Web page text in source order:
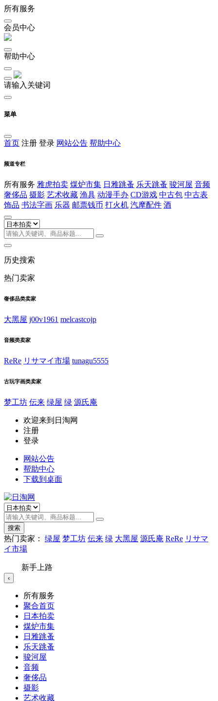
所有服务
会员中心
帮助中心
请输入关键词
菜单
首页 注册 登录 网站公告 帮助中心
频道专栏
所有服务 雅虎拍卖 煤炉市集 日雅跳蚤 乐天跳蚤 骏河屋 音频
奢侈品 摄影 艺术收藏 渔具 动漫手办 CD游戏 中古包 中古表
饰品 书法字画 乐器 邮票钱币 打火机 汽摩配件 酒
历史搜索
热门卖家
奢侈品类卖家
大黑屋 j00v1961 melcastcojp
音频类卖家
ReRe リサマイ市場 tunagu5555
古玩字画类卖家
梦工坊 伝来 绿屋 绿 源氏庵
欢迎来到日淘网
注册
登录
网站公告
帮助中心
下载到桌面
搜索
热门卖家： 绿屋 梦工坊 伝来 绿 大黑屋 源氏庵 ReRe リサマ
イ市場
新手上路
‹
所有服务
聚合首页
日本拍卖
煤炉市集
日雅跳蚤
乐天跳蚤
骏河屋
音频
奢侈品
摄影
艺术收藏